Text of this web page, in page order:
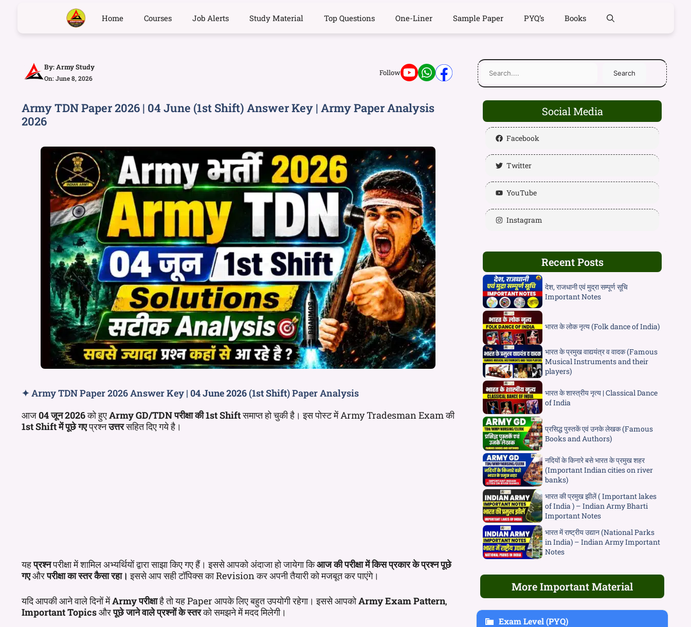
Home Courses Job Alerts Study Material Top Questions One-Liner Sample Paper PYQ’s Books
By:Army Study
On: June 8, 2026
Follow
Army TDN Paper 2026 | 04 June (1st Shift) Answer Key | Army Paper Analysis
2026
✦ Army TDN Paper 2026 Answer Key | 04 June 2026(1st Shift) Paper Analysis
आज04 जून 2026को हुएArmy GD/TDN परीक्षा की1stShiftसमाप्त हो चुकी है। इस पोस्ट में Army Tradesman Exam की
1stShiftमें पूछे गएप्रश्नउत्तरसहित दिए गये है।
यहप्रश्नपरीक्षा में शामिल अभ्यर्थियों द्वारा साझा किए गए हैं। इससे आपको अंदाजा हो जायेगा किआज की परीक्षा में किस प्रकार के प्रश्न पूछे
गएऔरपरीक्षा का स्तर कैसा रहा। इससे आप सही टॉपिक्स का Revision कर अपनी तैयारी को मजबूत कर पाएंगे।
यदि आपकी आने वाले दिनों मेंArmy परीक्षाहै तो यह Paper आपके लिए बहुत उपयोगी रहेगा। इससे आपकोArmy Exam Pattern,
Important Topicsऔरपूछे जाने वाले प्रश्नों के स्तरको समझने में मदद मिलेगी।
Search
Social Media
Facebook
Twitter
YouTube
Instagram
Recent Posts
देश, राजधानी एवं मुद्रा सम्पूर्ण सूचि
Important Notes
भारत के लोक नृत्य (Folk dance of India)
भारत के प्रमुख वाद्ययंत्र व वादक (Famous
Musical Instruments and their
players)
भारत के शास्त्रीय नृत्य | Classical Dance
of India
प्रसिद्ध पुस्तकें एवं उनके लेखक (Famous
Books and Authors)
नदियों के किनारे बसे भारत के प्रमुख शहर
(Important Indian cities on river
banks)
भारत की प्रमुख झीलें ( Important lakes
of India ) – Indian Army Bharti
Important Notes
भारत में राष्ट्रीय उद्यान (National Parks
in India) – Indian Army Important
Notes
More Important Material
Exam Level (PYQ)